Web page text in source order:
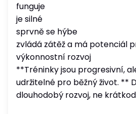
funguje
je silné
sprvně se hýbe
zvládá zátěž a má potenciál
výkonnostní rozvoj
**Tréninky jsou progresivní,
udržitelné pro běžný život. **
dlouhodobý rozvoj, ne